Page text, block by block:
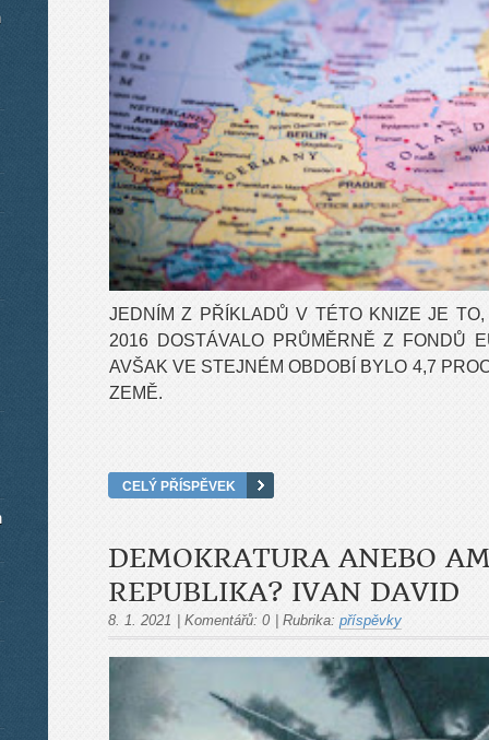
JEDNÍM Z PŘÍKLADŮ V TÉTO KNIZE JE
2016 DOSTÁVALO PRŮMĚRNĚ Z FONDŮ
AVŠAK VE STEJNÉM OBDOBÍ BYLO 4,7
ZEMĚ.
CELÝ PŘÍSPĚVEK
DEMOKRATURA ANEBO
REPUBLIKA? IVAN DAVID
8. 1. 2021 Komentářů: 0 Rubrika: příspěvky